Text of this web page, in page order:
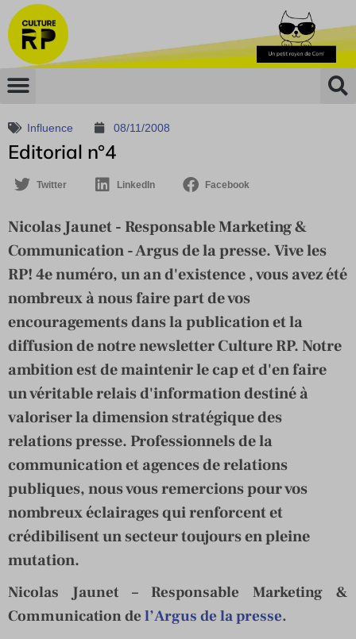
Influence 08/11/2008
Editorial n°4
Twitter LinkedIn Facebook
Nicolas Jaunet - Responsable Marketing &
Communication - Argus de la presse. Vive les
RP! 4e numéro, un an d'existence , vous avez été
nombreux à nous faire part de vos
encouragements dans la publication et la
diffusion de notre newsletter Culture RP. Notre
ambition est de maintenir le cap et d'en faire
un véritable relais d'information destiné à
valoriser la dimension stratégique des
relations presse. Professionnels de la
communication et agences de relations
publiques, nous vous remercions pour vos
nombreux éclairages qui renforcent et
crédibilisent un secteur toujours en pleine
mutation.
Nicolas Jaunet – Responsable Marketing &
Communication de l’Argus de la presse.